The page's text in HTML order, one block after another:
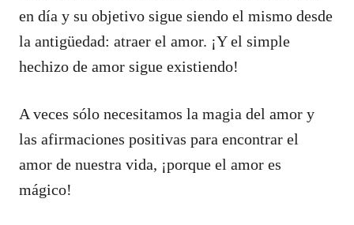
en día y su objetivo sigue siendo el mismo desde
la antigüedad: atraer el amor. ¡Y el simple
hechizo de amor sigue existiendo!
A veces sólo necesitamos la magia del amor y
las afirmaciones positivas para encontrar el
amor de nuestra vida, ¡porque el amor es
mágico!